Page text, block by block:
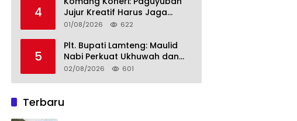
4
Jujur Kreatif Harus Jaga
Persatuan untuk Kemajuan
01/08/2026 622
5
Plt. Bupati Lamteng: Maulid
Nabi Perkuat Ukhuwah dan
Jaga Kerukunan Umat
02/08/2026 601
Terbaru